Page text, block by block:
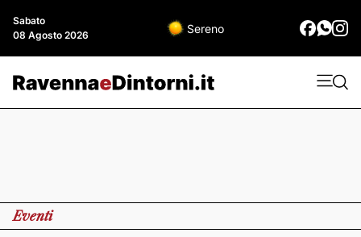
Sabato
08 Agosto 2026
Sereno
Eventi